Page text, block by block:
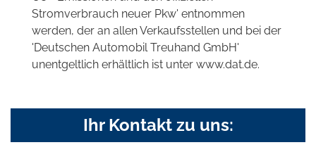
Stromverbrauch neuer Pkw' entnommen
werden, der an allen Verkaufsstellen und bei der
'Deutschen Automobil Treuhand GmbH'
unentgeltlich erhältlich ist unter www.dat.de.
Ihr Kontakt zu uns: